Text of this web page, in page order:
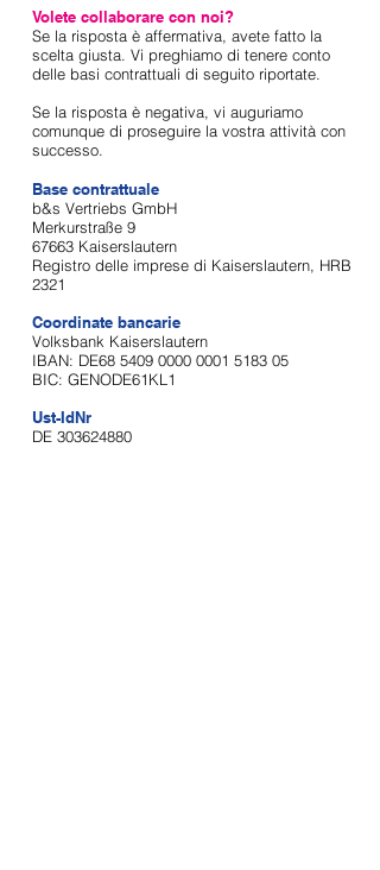
Volete collaborare con noi?
Se la risposta è affermativa, avete fatto la
scelta giusta. Vi preghiamo di tenere conto
delle basi contrattuali di seguito riportate.
Se la risposta è negativa, vi auguriamo
comunque di proseguire la vostra attività con
successo.
Base contrattuale
b&s Vertriebs GmbH
Merkurstraße 9
67663 Kaiserslautern
Registro delle imprese di Kaiserslautern, HRB
2321
Coordinate bancarie
Volksbank Kaiserslautern
IBAN: DE68 5409 0000 0001 5183 05
BIC: GENODE61KL1
Ust-IdNr
DE 303624880